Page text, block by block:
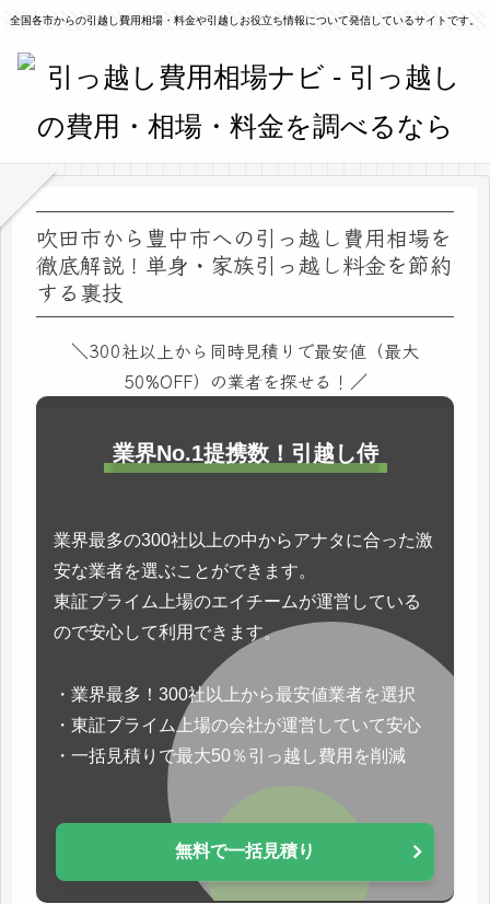
全国各市からの引越し費用相場・料金や引越しお役立ち情報について発信しているサイトです。
吹田市から豊中市への引っ越し費用相場を
徹底解説！単身・家族引っ越し料金を節約
する裏技
＼300社以上から同時見積りで最安値（最大
50%OFF）の業者を探せる！／
業界No.1提携数！引越し侍
業界最多の300社以上の中からアナタに合った激
安な業者を選ぶことができます。
東証プライム上場のエイチームが運営している
ので安心して利用できます。
・業界最多！300社以上から最安値業者を選択
・東証プライム上場の会社が運営していて安心
・一括見積りで最大50％引っ越し費用を削減
無料で一括見積り